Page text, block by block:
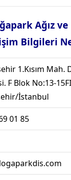
Ağız ve
Bilgileri
1.Kısım Mah.
F Blok No:13-
İstanbul
01 85